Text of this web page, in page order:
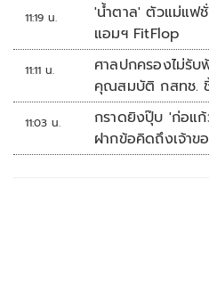
11:19 น.
'น้ำตาล' ตัวแม่แฟ
แอมฯ FitFlop
11:11 น.
ศาลปกครองไม่รั
คุณสมบัติ กสทช. ชี้
เสียหาย
11:03 น.
กราดยิงปุ๊บ 'ก่อแ
ฝากข้อคิดถึงเจ้าข